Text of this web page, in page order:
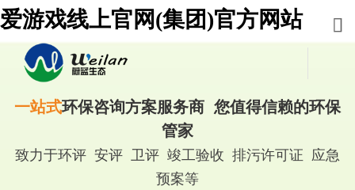
爱游戏线上官网(集团)官方网站
一站式环保咨询方案服务商 您值得信赖的环保
管家
致力于环评 安评 卫评 竣工验收 排污许可证 应急
预案等